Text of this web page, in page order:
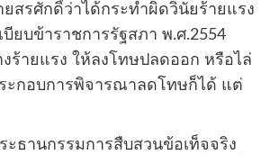
สรศักดิ์ว่าได้กระทำผิดวินัยร้ายแรง
ยบข้าราชการรัฐสภา พ.ศ.2554
ร้ายแรง ให้ลงโทษปลดออก หรือไล่
ะกอบการพิจารณาลดโทษก็ได้ แต่
ธานกรรมการสืบสวนข้อเท็จจริง